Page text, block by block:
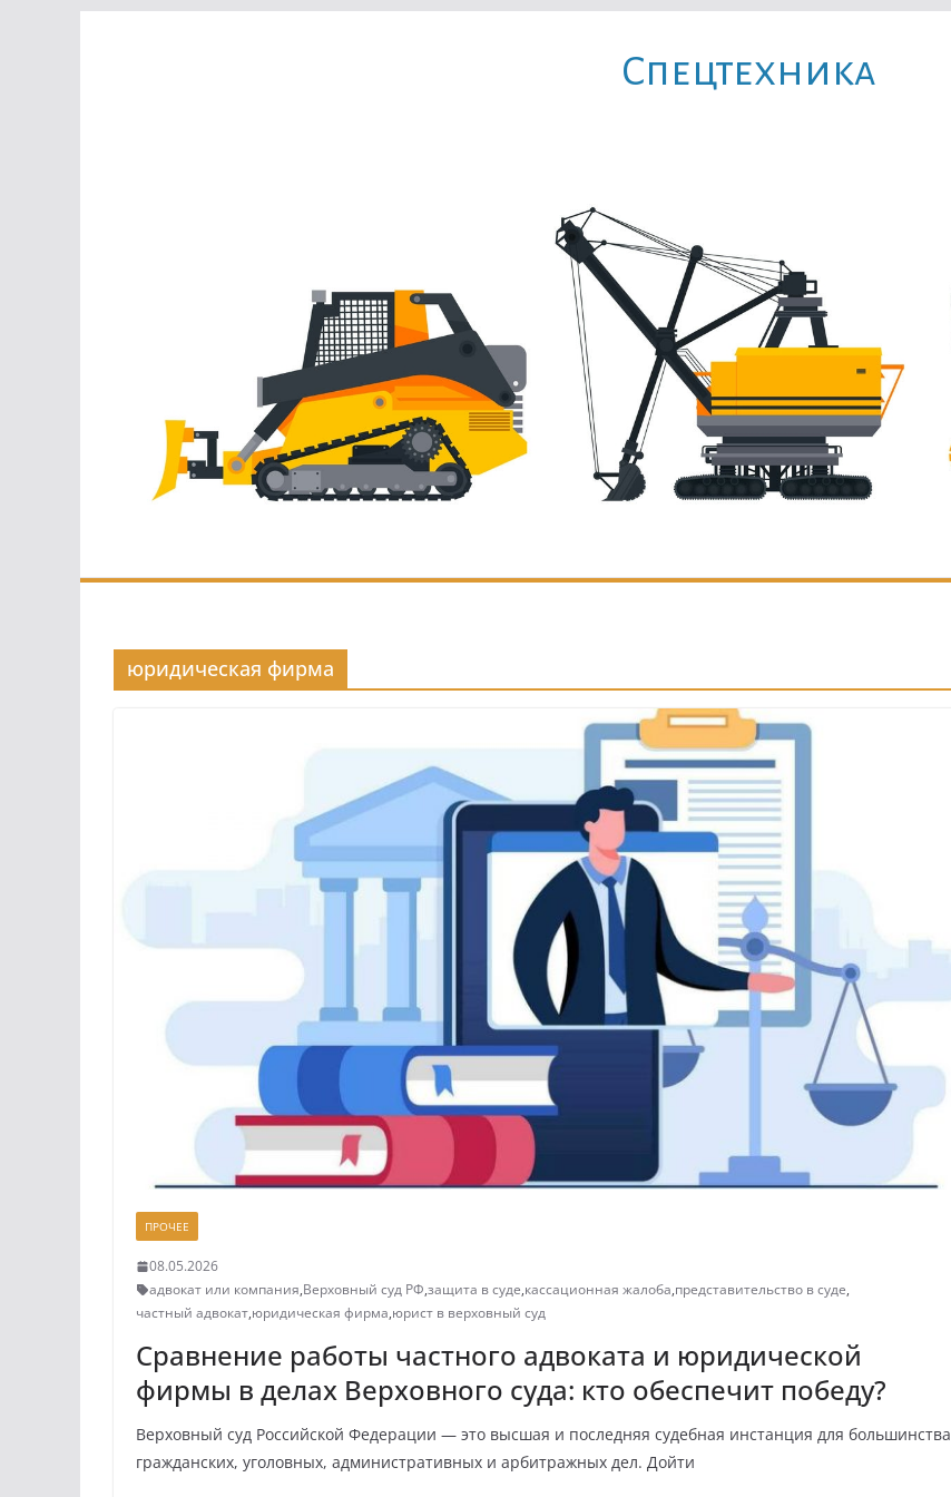
Cпецтехника
юридическая фирма
ПРОЧЕЕ
08.05.2026
адвокат или компания,Верховный суд РФ,защита в суде,кассационная жалоба,представительство в суде,
частный адвокат,юридическая фирма,юрист в верховный суд
Сравнение работы частного адвоката и юридической
фирмы в делах Верховного суда: кто обеспечит победу?
Верховный суд Российской Федерации — это высшая и последняя судебная инстанция для большинства
гражданских, уголовных, административных и арбитражных дел. Дойти